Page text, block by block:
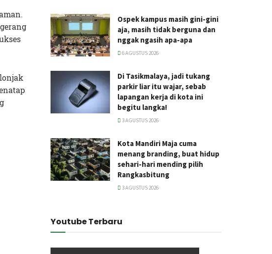
Ospek kampus masih gini-gini
aja, masih tidak berguna dan
nggak ngasih apa-apa
6 AGUSTUS 2026
Di Tasikmalaya, jadi tukang
parkir liar itu wajar, sebab
lapangan kerja di kota ini
begitu langka!
3 AGUSTUS 2026
Kota Mandiri Maja cuma
menang branding, buat hidup
sehari-hari mending pilih
Rangkasbitung
3 AGUSTUS 2026
Youtube Terbaru